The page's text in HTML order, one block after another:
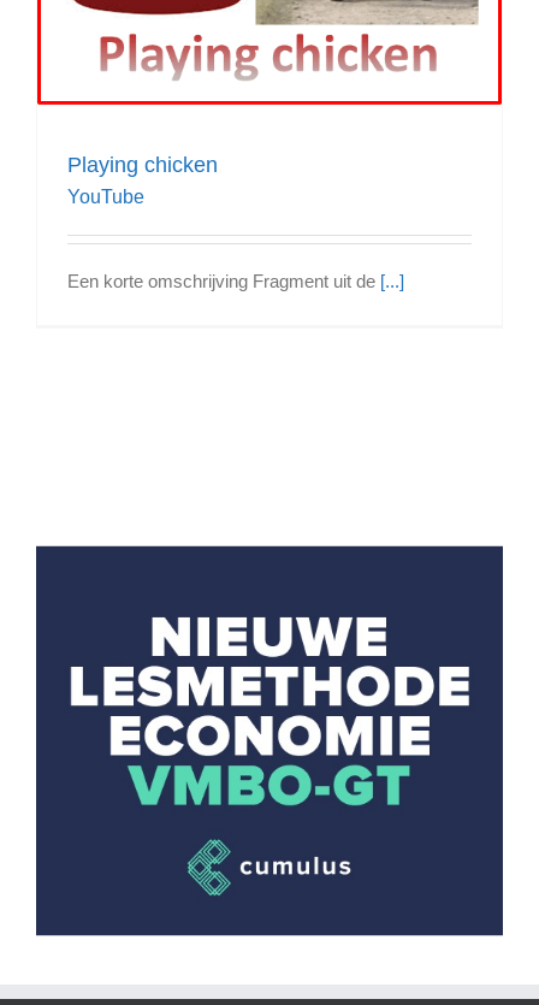
Playing chicken
YouTube
Een korte omschrijving Fragment uit de [...]